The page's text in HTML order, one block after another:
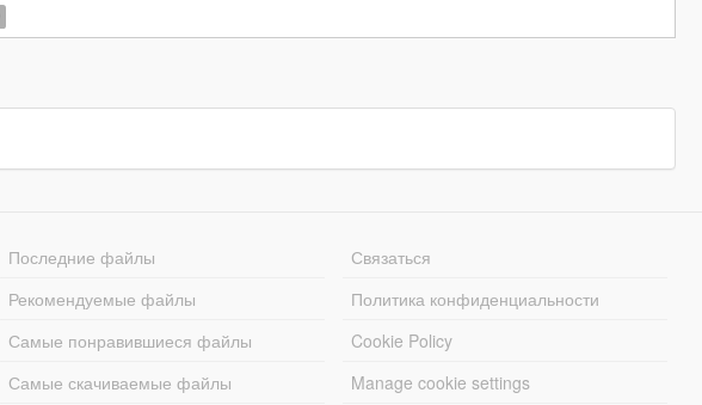
Последние файлы
Рекомендуемые файлы
Самые понравившиеся файлы
Самые скачиваемые файлы
Связаться
Политика конфиденциальности
Cookie Policy
Manage cookie settings